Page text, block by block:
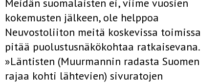
Meidän suomalaisten ei, viime vuosien
kokemusten jälkeen, ole helppoa
Neuvostoliiton meitä koskevissa toimissa
pitää puolustusnäkö­kohtaa ratkaisevana.
»Läntisten (Muurmannin radasta Suomen
rajaa kohti lähtevien) sivuratojen